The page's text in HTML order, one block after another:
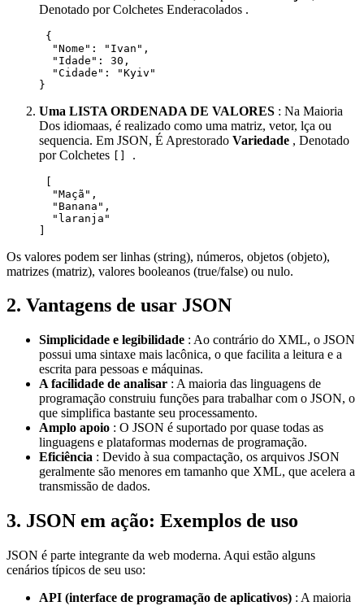
Denotado por Colchetes Enderacolados .
{
  "Nome": "Ivan",
  "Idade": 30,
  "Cidade": "Kyiv"
}
Uma LISTA ORDENADA DE VALORES : Na Maioria
Dos idiomaas, é realizado como uma matriz, vetor, lça ou
sequencia. Em JSON, É Aprestorado Variedade , Denotado
por Colchetes [] .
[
  "Maçã",
  "Banana",
  "laranja"
]
Os valores podem ser linhas (string), números, objetos (objeto),
matrizes (matriz), valores booleanos (true/false) ou nulo.
2. Vantagens de usar JSON
Simplicidade e legibilidade : Ao contrário do XML, o JSON
possui uma sintaxe mais lacônica, o que facilita a leitura e a
escrita para pessoas e máquinas.
A facilidade de analisar : A maioria das linguagens de
programação construiu funções para trabalhar com o JSON, o
que simplifica bastante seu processamento.
Amplo apoio : O JSON é suportado por quase todas as
linguagens e plataformas modernas de programação.
Eficiência : Devido à sua compactação, os arquivos JSON
geralmente são menores em tamanho que XML, que acelera a
transmissão de dados.
3. JSON em ação: Exemplos de uso
JSON é parte integrante da web moderna. Aqui estão alguns
cenários típicos de seu uso:
API (interface de programação de aplicativos) : A maioria